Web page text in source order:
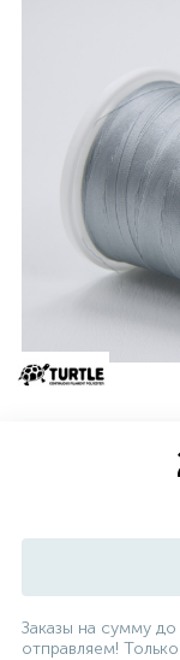
Заказы на сумму
отправляем!